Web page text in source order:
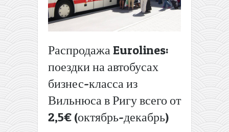
Распродажа Eurolines:
поездки на автобусах
бизнес-класса из
Вильнюса в Ригу всего от
2,5€ (октябрь-декабрь)
сентября
прошлую
(17-23
сентября)